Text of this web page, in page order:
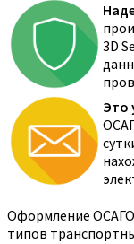
3D
Это
Оформление ОСАГО
типов